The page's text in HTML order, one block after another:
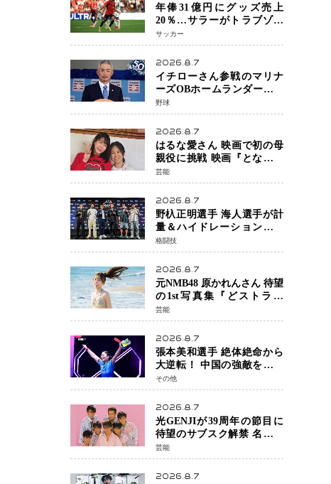
年俸31億円にグッズ売上
20％…サラーがトラブゾン
スポル加入 世界サッカーは
「五大リーグ一強」から新
時代へ
サッカー
2026.8.7
イチローさん参戦のマリナ
ーズOBホームランダービー
が無料生配信 北米ならで
はの“魅せる興行”に世界が
注目
野球
2026.8.7
はるな愛さん 映画で初の母
親役に挑戦 映画『となりの
とらんす少女ちゃん』11月7
日公開 未来の自分との対話
を描く注目作
芸能
2026.8.7
野杁正明選手 海人選手が計
量＆ハイドレーションテス
トをクリア「ONE
SAMURAI 2」決戦へ万全の
準備整う
格闘技
2026.8.7
元NMB48 原かれんさん 待望
の1st写真集『どストライ
ク』発売決定 バリで魅せる
25歳の新境地
芸能
2026.8.7
張本美和選手 絶体絶命から
大逆転！ 中国の強敵を撃破
しWTT横浜でベスト8進出
その他
2026.8.7
光GENJIが39周年の節目に
待望のサブスク解禁 名曲の
数々がデジタル配信へ 40周
年へ向け1年間で全作品を順
次公開
芸能
2026.8.7